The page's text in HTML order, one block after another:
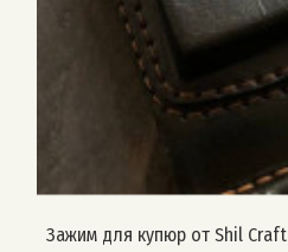
Зажим для купюр от Shil Craft